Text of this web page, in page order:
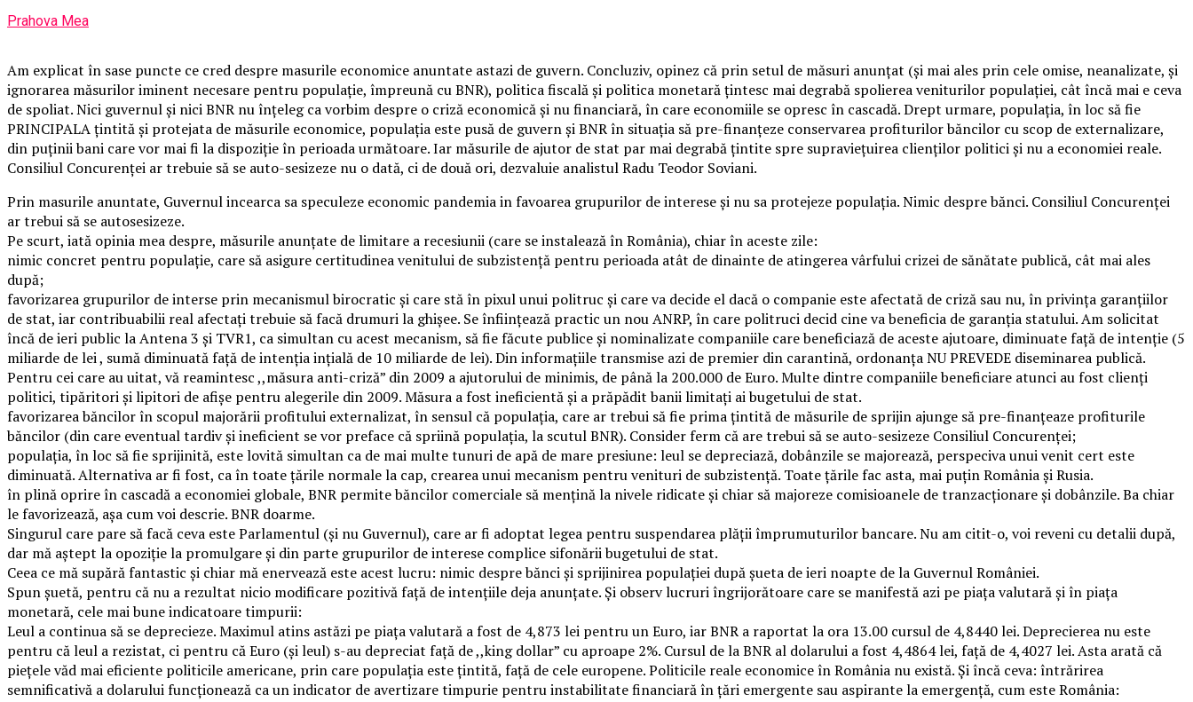
Prahova Mea
Am explicat în sase puncte ce cred despre masurile economice anuntate astazi de guvern. Concluziv, opinez că prin setul de măsuri anunțat (și mai ales prin cele omise, neanalizate, și
ignorarea măsurilor iminent necesare pentru populație, împreună cu BNR), politica fiscală și politica monetară țintesc mai degrabă spolierea veniturilor populației, cât încă mai e ceva
de spoliat. Nici guvernul și nici BNR nu înțeleg ca vorbim despre o criză economică și nu financiară, în care economiile se opresc în cascadă. Drept urmare, populația, în loc să fie
PRINCIPALA țintită și protejata de măsurile economice, populația este pusă de guvern și BNR în situația să pre-finanțeze conservarea profiturilor băncilor cu scop de externalizare,
din puținii bani care vor mai fi la dispoziție în perioada următoare. Iar măsurile de ajutor de stat par mai degrabă țintite spre supraviețuirea clienților politici și nu a economiei reale.
Consiliul Concurenței ar trebuie să se auto-sesizeze nu o dată, ci de două ori, dezvaluie analistul Radu Teodor Soviani.
Prin masurile anuntate, Guvernul incearca sa speculeze economic pandemia in favoarea grupurilor de interese și nu sa protejeze populația. Nimic despre bănci. Consiliul Concurenței
ar trebui să se autosesizeze.
Pe scurt, iată opinia mea despre, măsurile anunțate de limitare a recesiunii (care se instalează în România), chiar în aceste zile:
nimic concret pentru populație, care să asigure certitudinea venitului de subzistență pentru perioada atât de dinainte de atingerea vârfului crizei de sănătate publică, cât mai ales
după;
favorizarea grupurilor de interse prin mecanismul birocratic și care stă în pixul unui politruc și care va decide el dacă o companie este afectată de criză sau nu, în privința garanțiilor
de stat, iar contribuabilii real afectați trebuie să facă drumuri la ghișee. Se înființează practic un nou ANRP, în care politruci decid cine va beneficia de garanția statului. Am solicitat
încă de ieri public la Antena 3 și TVR1, ca simultan cu acest mecanism, să fie făcute publice și nominalizate companiile care beneficiază de aceste ajutoare, diminuate față de intenție (5
miliarde de lei , sumă diminuată față de intenția ințială de 10 miliarde de lei). Din informațiile transmise azi de premier din carantină, ordonanța NU PREVEDE diseminarea publică.
Pentru cei care au uitat, vă reamintesc ,,măsura anti-criză” din 2009 a ajutorului de minimis, de până la 200.000 de Euro. Multe dintre companiile beneficiare atunci au fost clienți
politici, tipăritori și lipitori de afișe pentru alegerile din 2009. Măsura a fost ineficientă și a prăpădit banii limitați ai bugetului de stat.
favorizarea băncilor în scopul majorării profitului externalizat, în sensul că populația, care ar trebui să fie prima țintită de măsurile de sprijin ajunge să pre-finanțeaze profiturile
băncilor (din care eventual tardiv și ineficient se vor preface că spriină populația, la scutul BNR). Consider ferm că are trebui să se auto-sesizeze Consiliul Concurenței;
populația, în loc să fie sprijinită, este lovită simultan ca de mai multe tunuri de apă de mare presiune: leul se depreciază, dobânzile se majorează, perspeciva unui venit cert este
diminuată. Alternativa ar fi fost, ca în toate țările normale la cap, crearea unui mecanism pentru venituri de subzistență. Toate țările fac asta, mai puțin România și Rusia.
în plină oprire în cascadă a economiei globale, BNR permite băncilor comerciale să mențină la nivele ridicate și chiar să majoreze comisioanele de tranzacționare și dobânzile. Ba chiar
le favorizează, așa cum voi descrie. BNR doarme.
Singurul care pare să facă ceva este Parlamentul (și nu Guvernul), care ar fi adoptat legea pentru suspendarea plății împrumuturilor bancare. Nu am citit-o, voi reveni cu detalii după,
dar mă aștept la opoziție la promulgare și din parte grupurilor de interese complice sifonării bugetului de stat.
Ceea ce mă supără fantastic și chiar mă enervează este acest lucru: nimic despre bănci și sprijinirea populației după șueta de ieri noapte de la Guvernul României.
Spun șuetă, pentru că nu a rezultat nicio modificare pozitivă față de intențiile deja anunțate. Și observ lucruri îngrijorătoare care se manifestă azi pe piața valutară și în piața
monetară, cele mai bune indicatoare timpurii:
Leul a continua să se deprecieze. Maximul atins astăzi pe piața valutară a fost de 4,873 lei pentru un Euro, iar BNR a raportat la ora 13.00 cursul de 4,8440 lei. Deprecierea nu este
pentru că leul a rezistat, ci pentru că Euro (și leul) s-au depreciat față de ,,king dollar” cu aproape 2%. Cursul de la BNR al dolarului a fost 4,4864 lei, față de 4,4027 lei. Asta arată că
piețele văd mai eficiente politicile americane, prin care populația este țintită, față de cele europene. Politicile reale economice în România nu există. Și încă ceva: întrărirea
semnificativă a dolarului funcționează ca un indicator de avertizare timpurie pentru instabilitate financiară în țări emergente sau aspirante la emergență, cum este România: